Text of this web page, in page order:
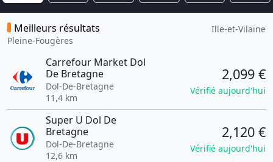
Meilleurs résultats
Pleine-Fougères
Ille-et-Vilaine
Carrefour Market Dol
De Bretagne
Dol-De-Bretagne
11,4 km
2,099 €
Vérifié aujourd'hui
Super U Dol De
Bretagne
Dol-De-Bretagne
12,6 km
2,120 €
Vérifié aujourd'hui